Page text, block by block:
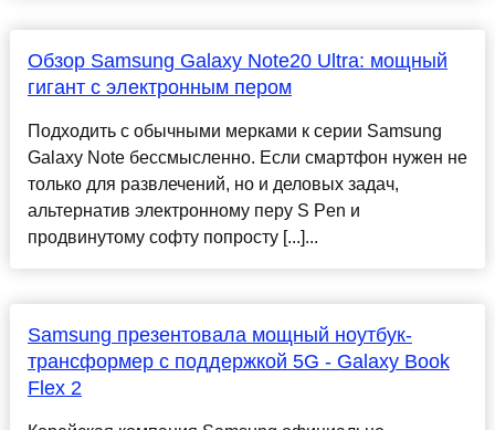
Обзор Samsung Galaxy Note20 Ultra: мощный
гигант с электронным пером
Подходить с обычными мерками к серии Samsung
Galaxy Note бессмысленно. Если смартфон нужен не
только для развлечений, но и деловых задач,
альтернатив электронному перу S Pen и
продвинутому софту попросту [...]...
Samsung презентовала мощный ноутбук-
трансформер с поддержкой 5G - Galaxy Book
Flex 2